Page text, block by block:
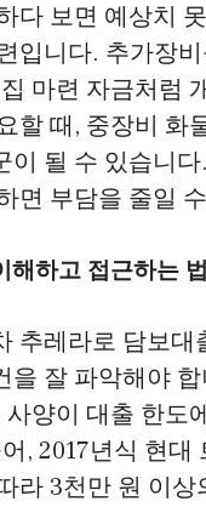
다 보면 예상치
입니다. 추가장
마련 자금처럼
할 때, 중장비 화
이 될 수 있습니
면 부담을 줄일
해하고 접근하는 법
추레라로 담보대
을 잘 파악해야
사양이 대출 한도
, 2017년식 현대
라 3천만 원 이상